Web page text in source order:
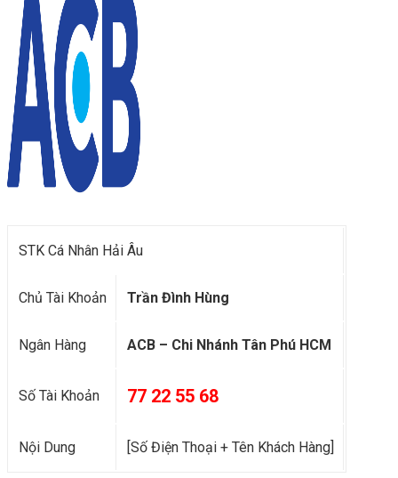
STK Cá Nhân Hải Âu
Chủ Tài Khoản Trần Đình Hùng
Ngân Hàng ACB – Chi Nhánh Tân Phú HCM
Số Tài Khoản 77 22 55 68
Nội Dung [Số Điện Thoại + Tên Khách Hàng]